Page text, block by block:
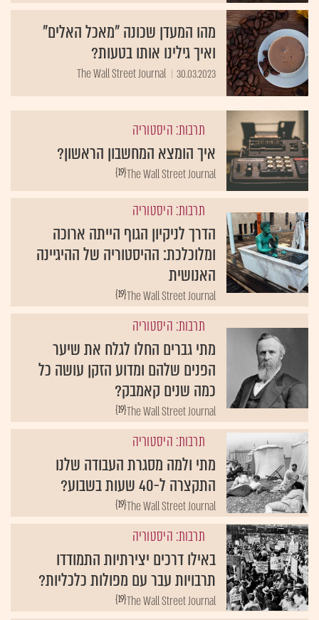
מהו המעדן שכונה "מאכל האלים"
ואיך גילינו אותו בטעות?
30.03.2023
The Wall Street Journal
תרבות: היסטוריה
איך הומצא המחשבון הראשון?
{19}The Wall Street Journal
תרבות: היסטוריה
הדרך לניקיון הגוף הייתה ארוכה
ומלוכלכת: ההיסטוריה של ההיגיינה
האנושית
{19}The Wall Street Journal
תרבות: היסטוריה
מתי גברים החלו לגלח את שיער
הפנים שלהם ומדוע הזקן עושה כל
כמה שנים קאמבק?
{19}The Wall Street Journal
תרבות: היסטוריה
מתי ולמה מסגרת העבודה שלנו
התקצרה ל-40 שעות בשבוע?
{19}The Wall Street Journal
תרבות: היסטוריה
באילו דרכים יצירתיות התמודדו
תרבויות עבר עם מפולות כלכליות?
{19}The Wall Street Journal